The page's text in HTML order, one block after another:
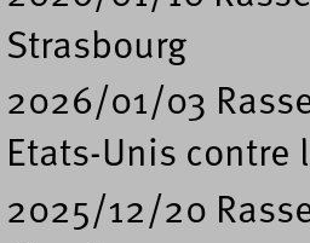
Strasbourg
2026/01/03
Etats-Unis contre
2025/12/20